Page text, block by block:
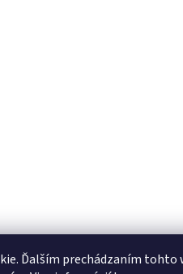
Ďalším prechádzaním tohto